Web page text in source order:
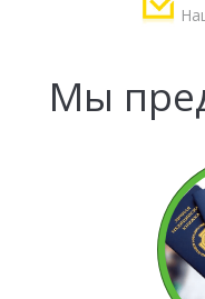
Мы